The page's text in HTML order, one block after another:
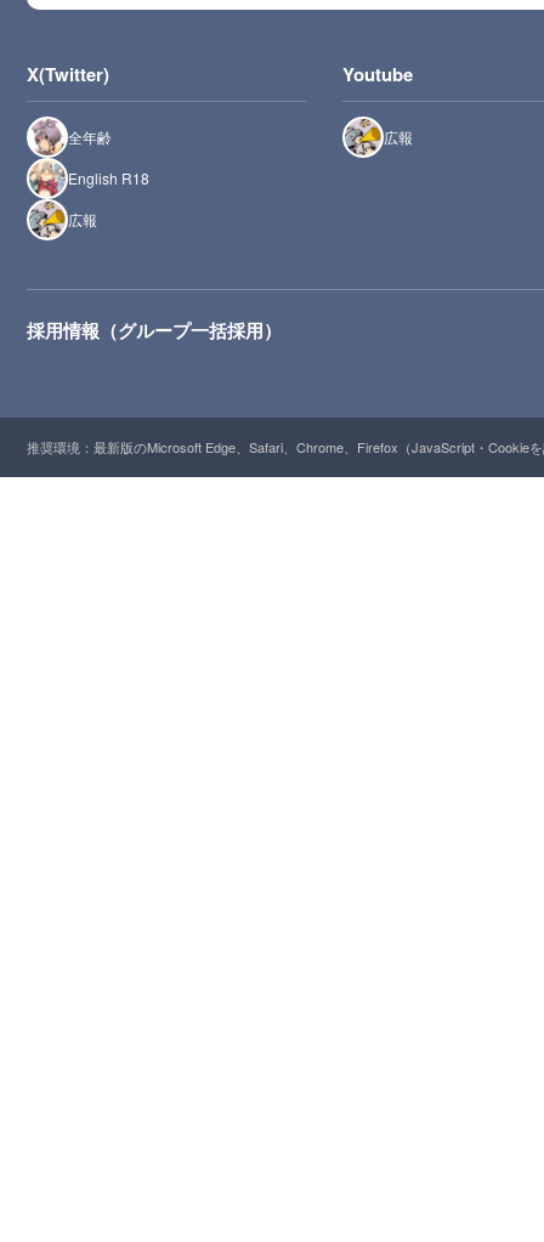
X(Twitter)
全年齢
English R18
広報
Youtube
広報
採用情報（グループ一括採用）
推奨環境：最新版のMicrosoft Edge、Safari、Chrome、Firefox（JavaScript・Cookie